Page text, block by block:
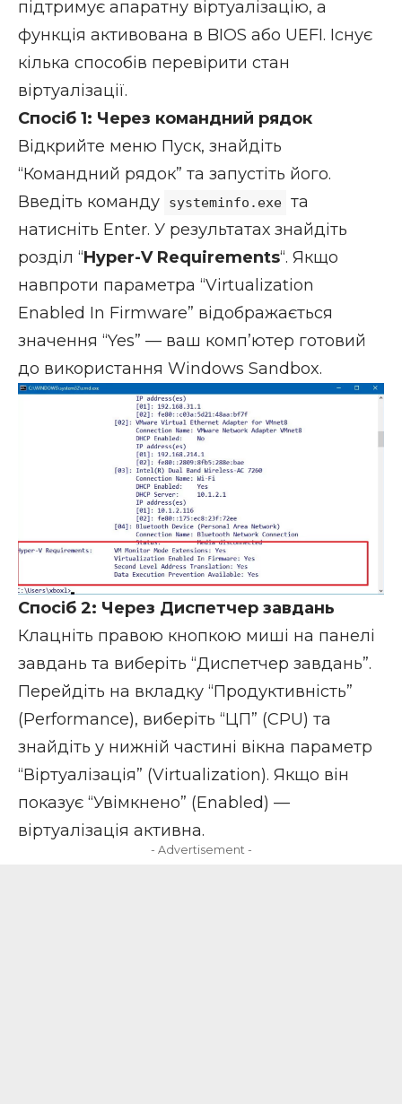
підтримує апаратну віртуалізацію, а
функція активована в BIOS або UEFI. Існує
кілька способів перевірити стан
віртуалізації.
Спосіб 1: Через командний рядок
Відкрийте меню Пуск, знайдіть
“Командний рядок” та запустіть його.
Введіть команду
systeminfo.exe та
натисніть Enter. У результатах знайдіть
розділ “Hyper-V Requirements“. Якщо
навпроти параметра “Virtualization
Enabled In Firmware” відображається
значення “Yes” — ваш комп’ютер готовий
до використання Windows Sandbox.
Спосіб 2: Через Диспетчер завдань
Клацніть правою кнопкою миші на панелі
завдань та виберіть “Диспетчер завдань”.
Перейдіть на вкладку “Продуктивність”
(Performance), виберіть “ЦП” (CPU) та
знайдіть у нижній частині вікна параметр
“Віртуалізація” (Virtualization). Якщо він
показує “Увімкнено” (Enabled) —
віртуалізація активна.
- Advertisement -